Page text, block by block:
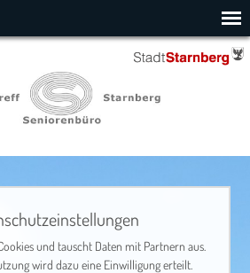
und tauscht Daten mit Partnern aus.
wird dazu eine Einwilligung erteilt.